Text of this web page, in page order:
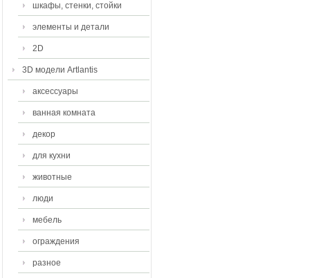
шкафы, стенки, стойки
элементы и детали
2D
3D модели Artlantis
аксессуары
ванная комната
декор
для кухни
животные
люди
мебель
ограждения
разное